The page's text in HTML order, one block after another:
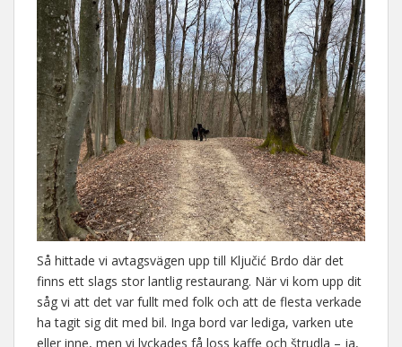
Så hittade vi avtagsvägen upp till Ključić Brdo där det
finns ett slags stor lantlig restaurang. När vi kom upp dit
såg vi att det var fullt med folk och att de flesta verkade
ha tagit sig dit med bil. Inga bord var lediga, varken ute
eller inne, men vi lyckades få loss kaffe och štrudla – ja,